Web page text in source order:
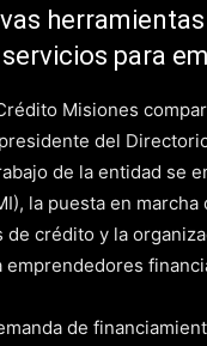
para
Misiones
del
de la entidad se
la puesta en
de crédito y la
emprendedores
de